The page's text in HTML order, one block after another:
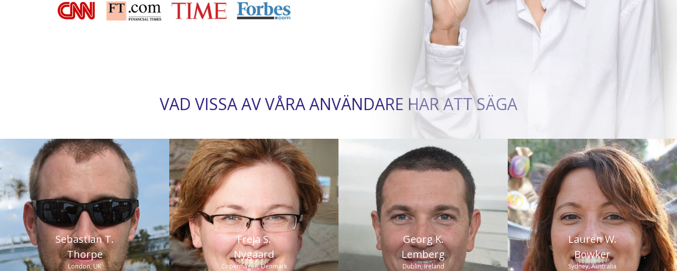
VAD VISSA AV VÅRA ANVÄNDARE HAR ATT SÄGA
Sebastian T.
Thorpe
London, UK
“Jag tjänar nu på marknaderna tack
vare Bitcoin 360 AI. Detta
handelssystem är kanske det mest
lönsamma på jorden. Det är
förbryllande hur ett sådant lättan
nyttigt system kan generera vinst från
en investering på $ 250.”
Freja S.
Nygaard
Copenhagen, Denmark
“Jag har handlat bitcoin sedan 2015,
men jag har aldrig gjort vinster som jag
har gjort under den senaste månaden.
Bitcoin 360 AI visar sig vara den
verkliga spelväxlaren i kryptohandelns
värld.”
Georg K.
Lemberg
Dublin, Ireland
Lauren W.
Bowker
Sydney, Australia